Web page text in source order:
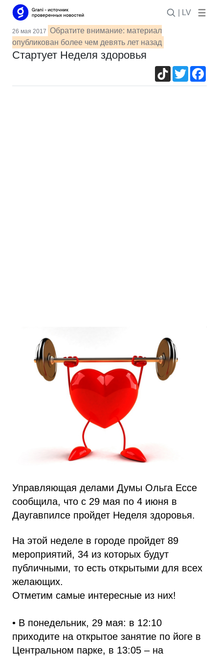
| LV
26 мая 2017 Обратите внимание: материал
опубликован более чем девять лет назад
Стартует Неделя здоровья
TikTokTwitter
Управляющая делами Думы Ольга Ессе
сообщила, что с 29 мая по 4 июня в
Даугавпилсе пройдет Неделя здоровья.
На этой неделе в городе пройдет 89
мероприятий, 34 из которых будут
публичными, то есть открытыми для всех
желающих.
Отметим самые интересные из них!
• В понедельник, 29 мая: в 12:10
приходите на открытое занятие по йоге в
Центральном парке, в 13:05 – на